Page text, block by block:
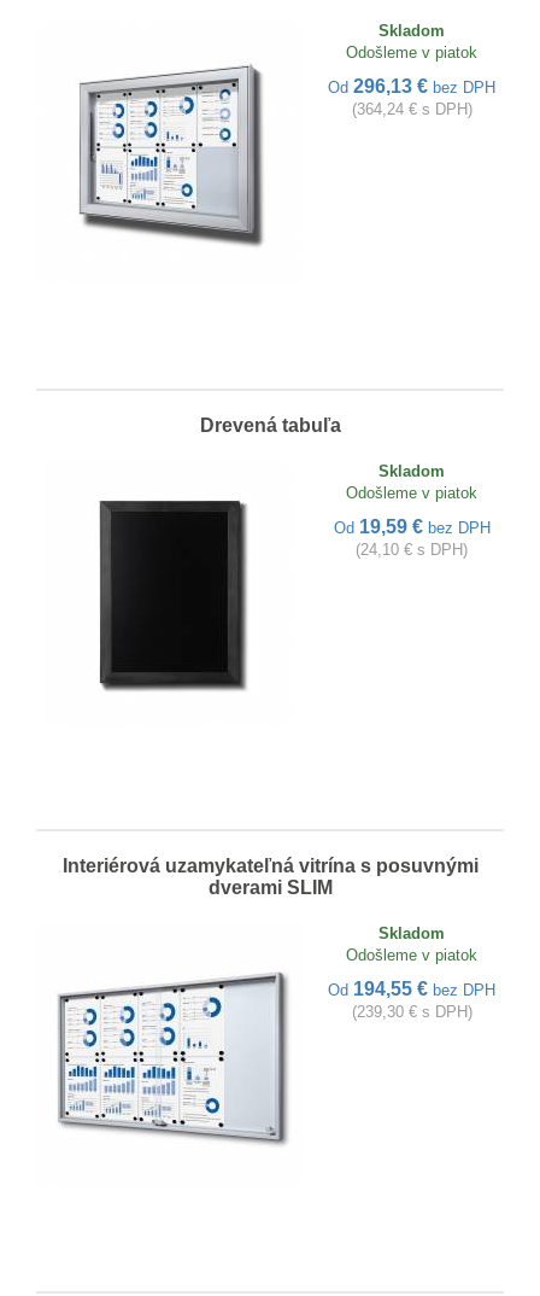
Skladom
Odošleme v piatok
Od 296,13 € bez DPH
(364,24 € s DPH)
Drevená tabuľa
Skladom
Odošleme v piatok
Od 19,59 € bez DPH
(24,10 € s DPH)
Interiérová uzamykateľná vitrína s posuvnými
dverami SLIM
Skladom
Odošleme v piatok
Od 194,55 € bez DPH
(239,30 € s DPH)